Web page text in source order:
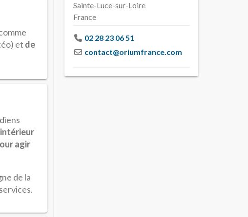
et de
intérieur
agir
de la
Sainte-Luce-sur-Loire
France
02 28 23 06 51
contact@oriumfrance.com